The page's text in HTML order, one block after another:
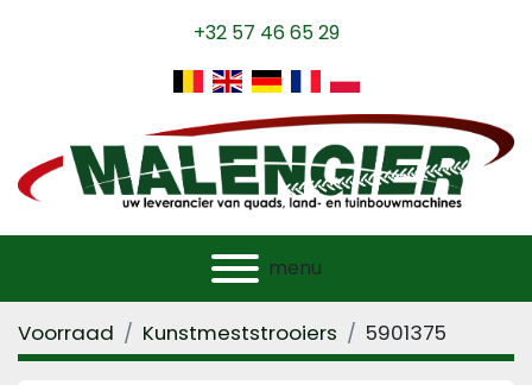
+32 57 46 65 29
menu
Voorraad Kunstmeststrooiers 5901375